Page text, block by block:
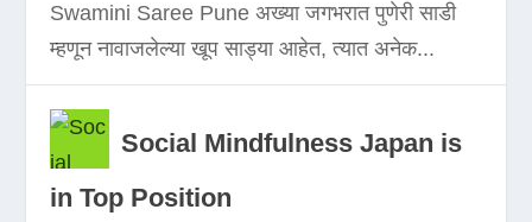
Swamini Saree Pune अख्या जगभरात पुणेरी साडी
म्हणून नावाजलेल्या खूप साड्या आहेत, त्यात अनेक...
Social Mindfulness Japan is
in Top Position